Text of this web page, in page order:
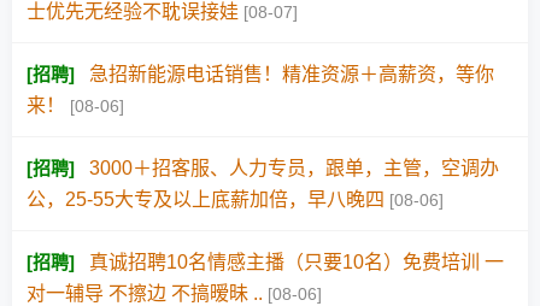
士优先无经验不耽误接娃 [08-07]
[招聘]
急招新能源电话销售！精准资源＋高薪资，等你
来！
[08-06]
[招聘]
3000＋招客服、人力专员，跟单，主管，空调办
公，25-55大专及以上底薪加倍，早八晚四 [08-06]
[招聘]
真诚招聘10名情感主播（只要10名）免费培训 一
对一辅导 不擦边 不搞暧昧 .. [08-06]